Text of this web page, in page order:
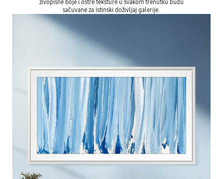
živopisne boje i oštre teksture u svakom trenutku budu
sačuvane za istinski doživljaj galerije.